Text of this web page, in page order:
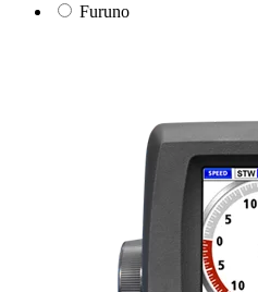
Furuno